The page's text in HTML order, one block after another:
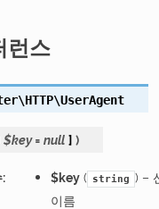
런스
UserAgent
$key = null ] )
: $key( string ) –
이름